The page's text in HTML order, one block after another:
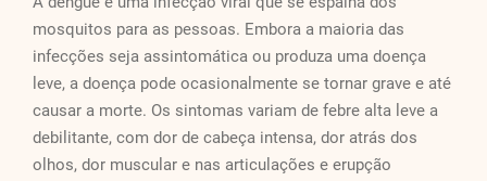
mosquitos para as pessoas. Embora a maioria das
infecções seja assintomática ou produza uma doença
leve, a doença pode ocasionalmente se tornar grave e até
causar a morte. Os sintomas variam de febre alta leve a
debilitante, com dor de cabeça intensa, dor atrás dos
olhos, dor muscular e nas articulações e erupção